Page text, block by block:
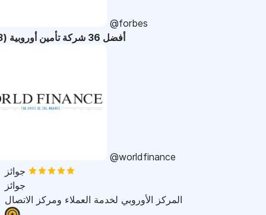
@forbes
أفضل 36 شركة تأمين أوروبية (2023)
@worldfinance
جوائز
المركز الأوروبي لخدمة العملاء ومركز الاتصال